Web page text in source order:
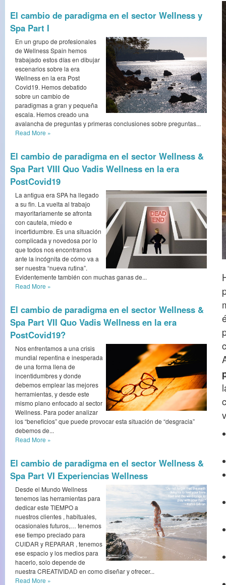
El cambio de paradigma en el sector Wellness y
Spa Part I
En un grupo de profesionales
de Wellness Spain hemos
trabajado estos días en dibujar
escenarios sobre la era
Wellness en la era Post
Covid19. Hemos debatido
sobre un cambio de
paradigmas a gran y pequeña
escala. Hemos creado una
avalancha de preguntas y primeras conclusiones sobre preguntas...
Read More »
El cambio de paradigma en el sector Wellness &
Spa Part VIII Quo Vadis Wellness en la era
PostCovid19
La antigua era SPA ha llegado
a su fin. La vuelta al trabajo
mayoritariamente se afronta
con cautela, miedo e
incertidumbre. Es una situación
complicada y novedosa por lo
que todos nos encontramos
ante la incógnita de cómo va a
ser nuestra “nueva rutina”.
Evidentemente también con muchas ganas de...
Read More »
El cambio de paradigma en el sector Wellness &
Spa Part VII Quo Vadis Wellness en la era
PostCovid19?
Nos enfrentamos a una crisis
mundial repentina e inesperada
de una forma llena de
incentidumbres y donde
debemos emplear las mejores
herramientas, y desde este
mismo plano enfocado al sector
Wellness. Para poder analizar
los “beneficios” que puede provocar esta situación de “desgracia”
debemos de...
Read More »
El cambio de paradigma en el sector Wellness &
Spa Part VI Experiencias Wellness
Desde el Mundo Wellness
tenemos las herramientas para
dedicar este TIEMPO a
nuestros clientes , habituales,
ocasionales futuros,… tenemos
ese tiempo preciado para
CUIDAR y REPARAR , tenemos
ese espacio y los medios para
hacerlo, solo depende de
nuestra CREATIVIDAD en como diseñar y ofrecer...
Read More »